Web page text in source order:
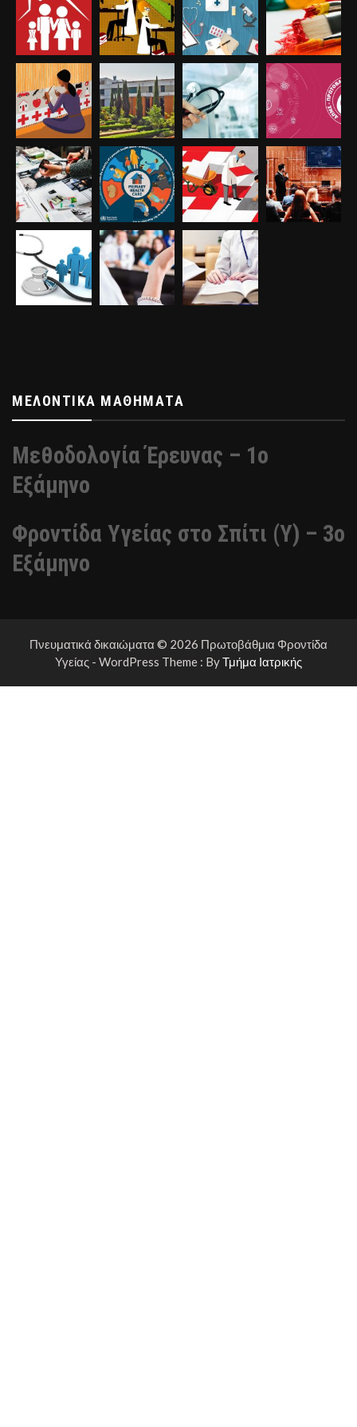
ΜΕΛΟΝΤΙΚΆ ΜΑΘΉΜΑΤΑ
Μεθοδολογία Έρευνας – 1ο
Εξάμηνο
Φροντίδα Υγείας στο Σπίτι (Υ) – 3ο
Εξάμηνο
Πνευματικά δικαιώματα © 2026 Πρωτοβάθμια Φροντίδα
Υγείας - WordPress Theme : ByΤμήμα Ιατρικής